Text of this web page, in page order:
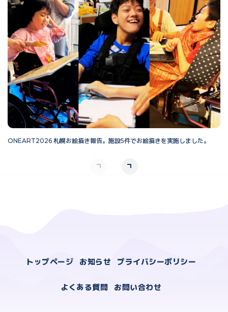
ONEART2026 札幌お絵描き報告。施設5件でお絵描きを実施しました。
トップページ お知らせ プライバシーポリシー
よくある質問 お問い合わせ